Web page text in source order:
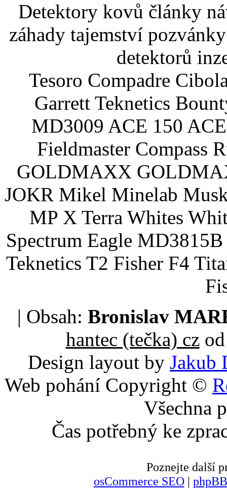
Detektory kovů články
záhady tajemství
detektorů
Tesoro Compadre
Garrett Teknetics
MD3009 ACE 150
Fieldmaster Compass
GOLDMAXX
JOKR Mikel Minelab
MP X Terra Whites
Spectrum Eagle
Teknetics T2 Fisher F4
| Obsah: Bronislav
hantec (tečka) czod
Design layout by Jakub
Web pohání Copyright ©
Všechna
Čas potřebný ke
Poznejte další
osCommerce SEO|